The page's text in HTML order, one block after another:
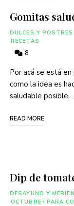
Gomitas
DULCES Y POSTRES
RECETAS
8
Por acá se está
como la idea es
saludable posible,
READ MORE
Dip de
DESAYUNO Y
OCTUBRE / PARA